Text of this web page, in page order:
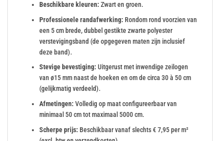
Beschikbare kleuren: Zwart en groen.
Professionele randafwerking: Rondom rond voorzien van
een 5 cm brede, dubbel gestikte zwarte polyester
verstevigingsband (de opgegeven maten zijn inclusief
deze band).
Stevige bevestiging: Uitgerust met inwendige zeilogen
van ø15 mm naast de hoeken en om de circa 30 à 50 cm
(gelijkmatig verdeeld).
Afmetingen: Volledig op maat configureerbaar van
minimaal 50 cm tot maximaal 5000 cm.
Scherpe prijs: Beschikbaar vanaf slechts € 7,95 per m²